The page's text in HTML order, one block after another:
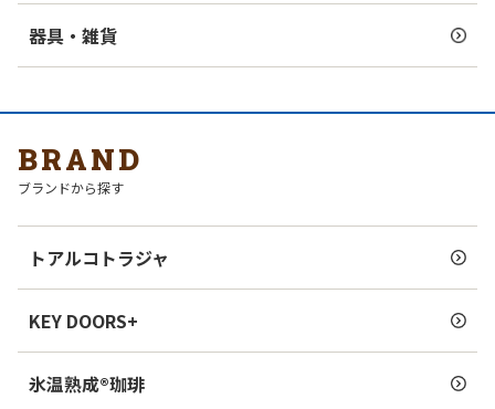
器具・雑貨
BRAND
ブランドから探す
トアルコトラジャ
KEY DOORS+
氷温熟成®珈琲